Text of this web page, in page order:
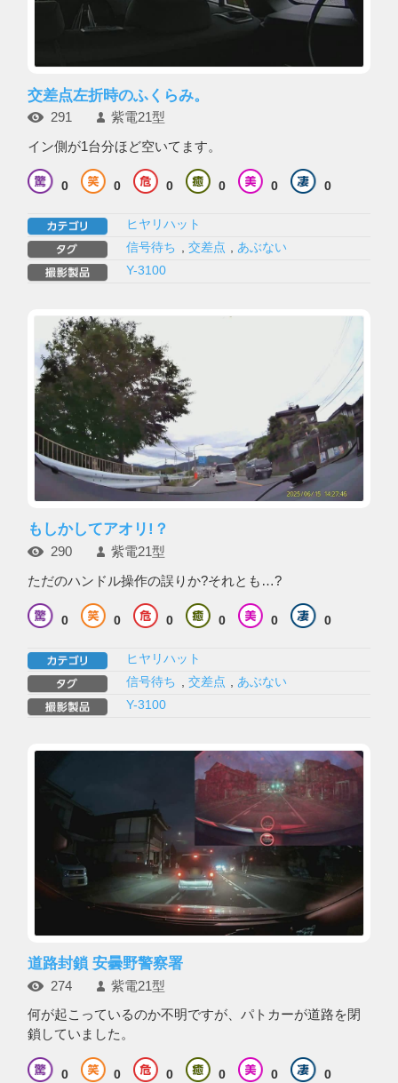
交差点左折時のふくらみ。
291 紫電21型
イン側が1台分ほど空いてます。
0 0 0 0 0 0
ヒヤリハット
信号待ち
交差点
あぶない
Y-3100
もしかしてアオリ!？
290 紫電21型
ただのハンドル操作の誤りか?それとも…?
0 0 0 0 0 0
ヒヤリハット
信号待ち
交差点
あぶない
Y-3100
道路封鎖 安曇野警察署
274 紫電21型
何が起こっているのか不明ですが、パトカーが道路を閉
鎖していました。
0 0 0 0 0 0